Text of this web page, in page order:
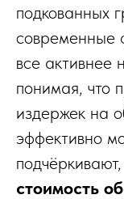
подкованных
современные
все активнее
понимая, что
издержек на
эффективно
стоимость